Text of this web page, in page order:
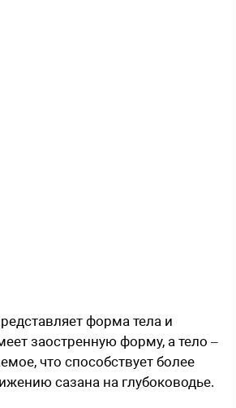
форма тела и
заостренную форму, а тело –
что способствует более
сазана на глубоководье.